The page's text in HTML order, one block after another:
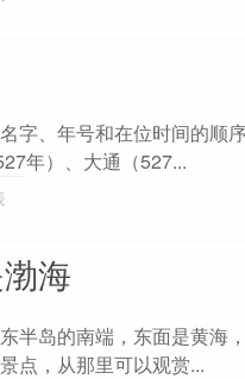
字、年号和在位时间的顺
年）、大通（527...
海
半岛的南端，东面是黄海
点，从那里可以观赏...